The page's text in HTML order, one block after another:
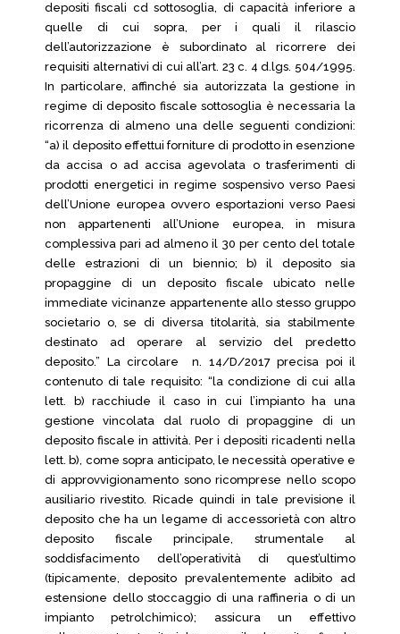
depositi fiscali cd sottosoglia, di capacità inferiore a
quelle di cui sopra, per i quali il rilascio
dell’autorizzazione è subordinato al ricorrere dei
requisiti alternativi di cui all’art. 23 c. 4 d.lgs. 504/1995.
In particolare, affinché sia autorizzata la gestione in
regime di deposito fiscale sottosoglia è necessaria la
ricorrenza di almeno una delle seguenti condizioni:
“a) il deposito effettui forniture di prodotto in esenzione
da accisa o ad accisa agevolata o trasferimenti di
prodotti energetici in regime sospensivo verso Paesi
dell’Unione europea ovvero esportazioni verso Paesi
non appartenenti all’Unione europea, in misura
complessiva pari ad almeno il 30 per cento del totale
delle estrazioni di un biennio; b) il deposito sia
propaggine di un deposito fiscale ubicato nelle
immediate vicinanze appartenente allo stesso gruppo
societario o, se di diversa titolarità, sia stabilmente
destinato ad operare al servizio del predetto
deposito.” La circolare n. 14/D/2017 precisa poi il
contenuto di tale requisito: “la condizione di cui alla
lett. b) racchiude il caso in cui l’impianto ha una
gestione vincolata dal ruolo di propaggine di un
deposito fiscale in attività. Per i depositi ricadenti nella
lett. b), come sopra anticipato, le necessità operative e
di approvvigionamento sono ricomprese nello scopo
ausiliario rivestito. Ricade quindi in tale previsione il
deposito che ha un legame di accessorietà con altro
deposito fiscale principale, strumentale al
soddisfacimento dell’operatività di quest’ultimo
(tipicamente, deposito prevalentemente adibito ad
estensione dello stoccaggio di una raffineria o di un
impianto petrolchimico); assicura un effettivo